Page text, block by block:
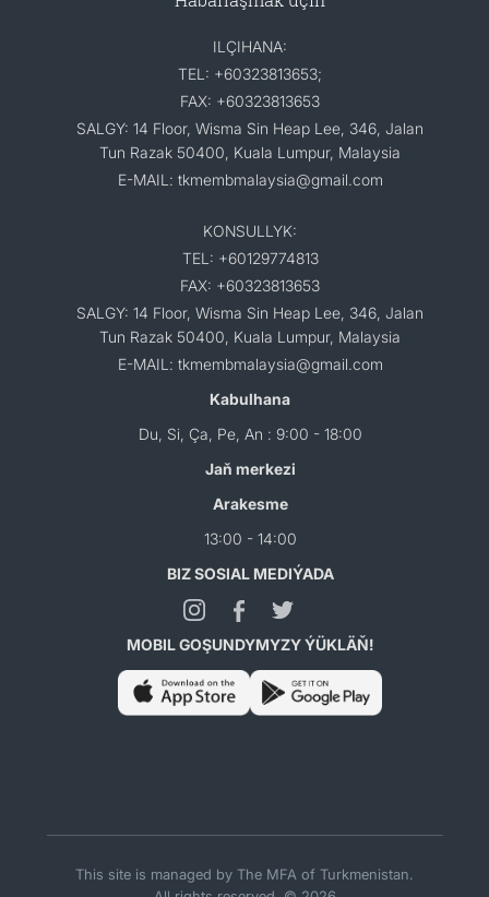
ILÇIHANA:
TEL: +60323813653;
FAX: +60323813653
SALGY: 14 Floor, Wisma Sin Heap Lee, 346, Jalan
Tun Razak 50400, Kuala Lumpur, Malaysia
E-MAIL: tkmembmalaysia@gmail.com
KONSULLYK:
TEL: +60129774813
FAX: +60323813653
SALGY: 14 Floor, Wisma Sin Heap Lee, 346, Jalan
Tun Razak 50400, Kuala Lumpur, Malaysia
E-MAIL: tkmembmalaysia@gmail.com
Kabulhana
Du, Si, Ça, Pe, An : 9:00 - 18:00
Jaň merkezi
Arakesme
13:00 - 14:00
BIZ SOSIAL MEDIÝADA
MOBIL GOŞUNDYMYZY ÝÜKLÄŇ!
This site is managed by The MFA of Turkmenistan.